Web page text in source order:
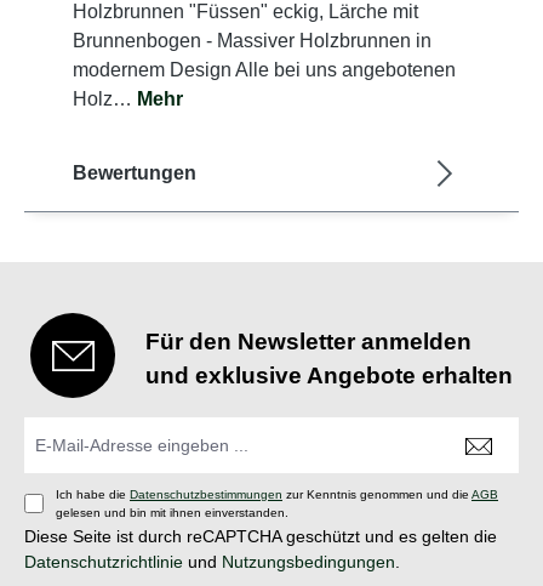
Holzbrunnen "Füssen" eckig, Lärche mit
Brunnenbogen - Massiver Holzbrunnen in
modernem Design Alle bei uns angebotenen
Holz… Mehr
Bewertungen
Für den Newsletter anmelden
und exklusive Angebote erhalten
Ich habe die Datenschutzbestimmungen zur Kenntnis genommen und die AGB
gelesen und bin mit ihnen einverstanden.
Diese Seite ist durch reCAPTCHA geschützt und es gelten die
Datenschutzrichtlinie und Nutzungsbedingungen